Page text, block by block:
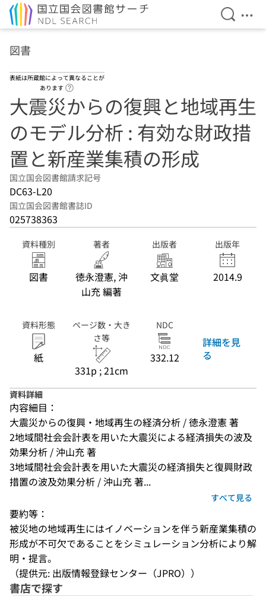
検索を
メ
図書
表紙は所蔵館によって異なることが
あります
大震災からの復興と地域再生
のモデル分析 : 有効な財政措
置と新産業集積の形成
国立国会図書館請求記号
DC63-L20
国立国会図書館書誌ID
025738363
資料種別
図書
著者
徳永澄憲, 沖
山充 編著
出版者
文眞堂
出版年
2014.9
資料形態
紙
ページ数・大き
さ等
331p ; 21cm
NDC
332.12
詳細を見
る
資料詳細
内容細目：
大震災からの復興・地域再生の経済分析 / 徳永澄憲 著
2地域間社会会計表を用いた大震災による経済損失の波及
効果分析 / 沖山充 著
3地域間社会会計表を用いた大震災の経済損失と復興財政
措置の波及効果分析 / 沖山充 著...
すべて見る
要約等：
被災地の地域再生にはイノベーションを伴う新産業集積の
形成が不可欠であることをシミュレーション分析により解
明・提言。
（提供元: 出版情報登録センター（JPRO））
書店で探す